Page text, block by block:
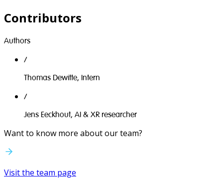
Contributors
Authors
/
Thomas Dewitte, Intern
/
Jens Eeckhout, AI & XR researcher
Want to know more about our team?
Visit the team page